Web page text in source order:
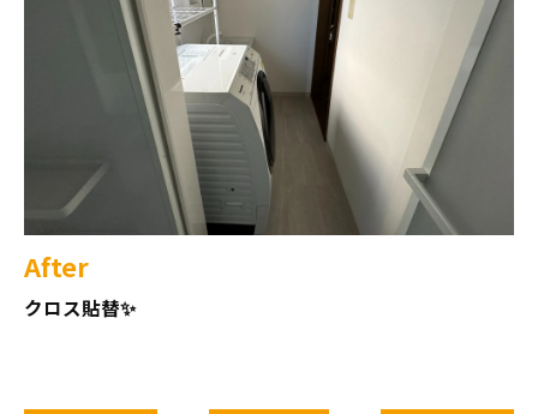
After
クロス貼替✨